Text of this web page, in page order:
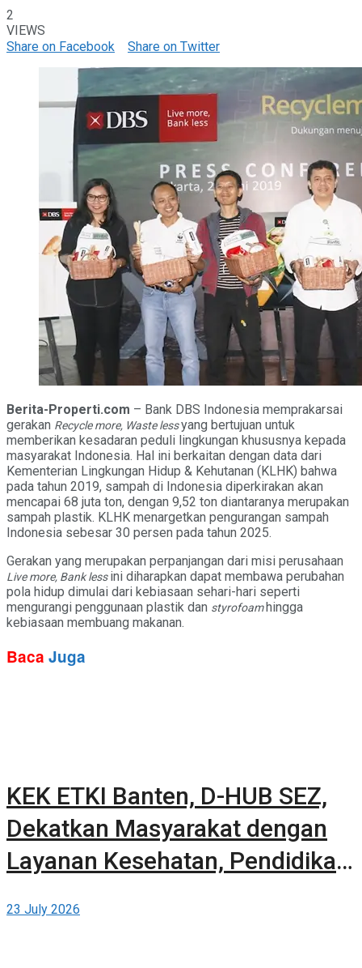
2
VIEWS
Share on Facebook
Share on Twitter
Berita-Properti.com – Bank DBS Indonesia memprakarsai
gerakan Recycle more, Waste lessyang bertujuan untuk
memberikan kesadaran peduli lingkungan khususnya kepada
masyarakat Indonesia. Hal ini berkaitan dengan data dari
Kementerian Lingkungan Hidup & Kehutanan (KLHK) bahwa
pada tahun 2019, sampah di Indonesia diperkirakan akan
mencapai 68 juta ton, dengan 9,52 ton diantaranya merupakan
sampah plastik. KLHK menargetkan pengurangan sampah
Indonesia sebesar 30 persen pada tahun 2025.
Gerakan yang merupakan perpanjangan dari misi perusahaan
Live more, Bank lessini diharapkan dapat membawa perubahan
pola hidup dimulai dari kebiasaan sehari-hari seperti
mengurangi penggunaan plastik dan styrofoam hingga
kebiasaan membuang makanan.
Baca Juga
KEK ETKI Banten, D-HUB SEZ,
Dekatkan Masyarakat dengan
Layanan Kesehatan, Pendidikan,
BSD City
23 July 2026